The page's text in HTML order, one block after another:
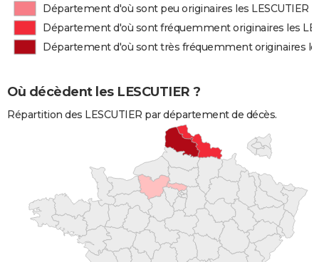
Département d'où sont peu originaires les LESCUTIER
Département d'où sont fréquemment originaires les
Département d'où sont très fréquemment originaires
Où décèdent les LESCUTIER ?
Répartition des LESCUTIER par département de décès.